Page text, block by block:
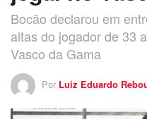
Bocão declarou em
altas do jogador de 33
Vasco da Gama
Por Luiz Eduardo